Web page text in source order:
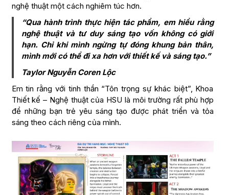
nghệ thuật một cách nghiêm túc hơn.
“Qua hành trình thực hiện tác phẩm, em hiểu rằng
nghệ thuật và tư duy sáng tạo vốn không có giới
hạn. Chỉ khi mình ngừng tự đóng khung bản thân,
mình mới có thể đi xa hơn với thiết kế và sáng tạo.”
Taylor Nguyễn Coren Lộc
Em tin rằng với tinh thần “Tôn trọng sự khác biệt”, Khoa
Thiết kế – Nghệ thuật của HSU là môi trường rất phù hợp
để những bạn trẻ yêu sáng tạo được phát triển và tỏa
sáng theo cách riêng của mình.